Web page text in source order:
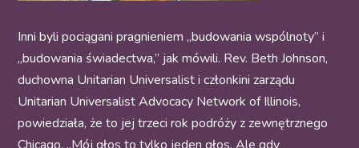
Inni byli pociągani pragnieniem „budowania wspólnoty” i
„budowania świadectwa,” jak mówili. Rev. Beth Johnson,
duchowna Unitarian Universalist i członkini zarządu
Unitarian Universalist Advocacy Network of Illinois,
powiedziała, że to jej trzeci rok podróży z zewnętrznego